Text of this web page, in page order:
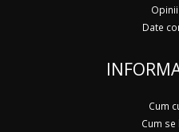
Date
Cum
Cum se